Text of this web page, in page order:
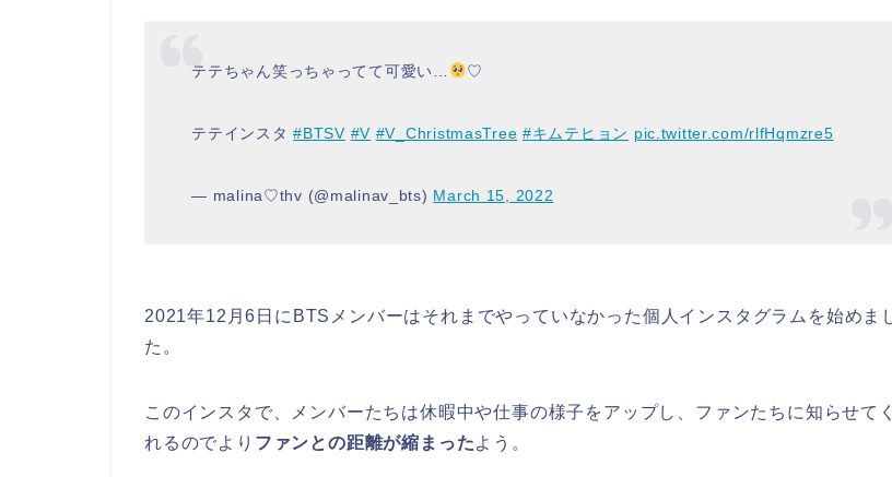
テテちゃん笑っちゃってて可愛い… ♡
テテインスタ#BTSV #V #V_ChristmasTree #キムテヒョン pic.twitter.com/rlfHqmzre5
— malina♡thv (@malinav_bts) March 15, 2022
2021年12月6日にBTSメンバーはそれまでやっていなかった個人インスタグラムを始めま
た。
このインスタで、メンバーたちは休暇中や仕事の様子をアップし、ファンたちに知らせてく
れるのでより ファンとの距離が縮まったよう。